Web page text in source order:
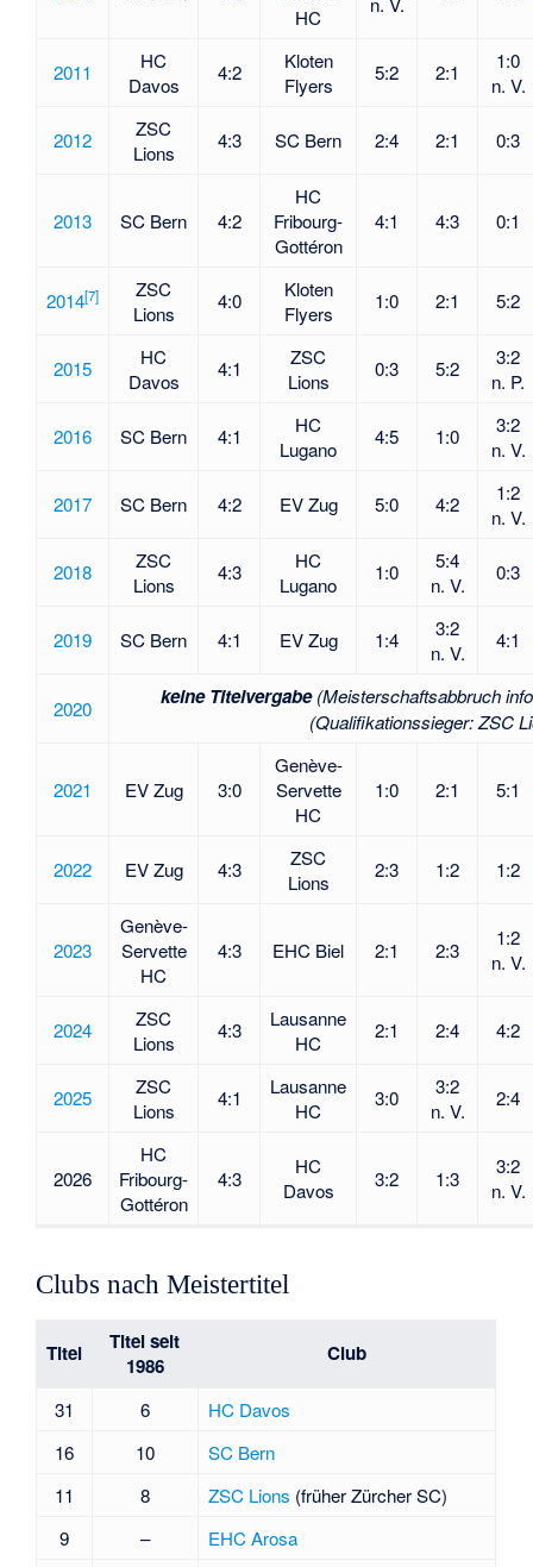
HC
2011
HC
Davos
4:2
Kloten
Flyers
5:2 2:1
1:0
n. V.
2012
ZSC
Lions
4:3 SC Bern 2:4 2:1 0:3
2013 SC Bern 4:2
HC
Fribourg-
Gottéron
4:1 4:3 0:1
2014[7]
ZSC
Lions
4:0
Kloten
Flyers
1:0 2:1 5:2
2015
HC
Davos
4:1
ZSC
Lions
0:3 5:2
3:2
n. P.
2016 SC Bern 4:1
HC
Lugano
4:5 1:0
3:2
n. V.
2017 SC Bern 4:2 EV Zug 5:0 4:2
1:2
n. V.
2018
ZSC
Lions
4:3
HC
Lugano
1:0
5:4
n. V.
0:3
2019 SC Bern 4:1 EV Zug 1:4
3:2
n. V.
4:1
2020 keine Titelvergabe(Meisterschaftsabbruch
(Qualifikationssieger: ZSC
2021 EV Zug 3:0
Genève-
Servette
HC
1:0 2:1 5:1
2022 EV Zug 4:3
ZSC
Lions
2:3 1:2 1:2
2023
Genève-
Servette
HC
4:3 EHC Biel 2:1 2:3
1:2
n. V.
2024
ZSC
Lions
4:3
Lausanne
HC
2:1 2:4 4:2
2025
ZSC
Lions
4:1
Lausanne
HC
3:0
3:2
n. V.
2:4
2026
HC
Fribourg-
Gottéron
4:3
HC
Davos
3:2 1:3
3:2
n. V.
Clubs nach Meistertitel
Titel
Titel seit
1986
Club
31 6
HC Davos
16
10
SC Bern
11
8 ZSC Lions (früher Zürcher SC)
9
–
EHC Arosa